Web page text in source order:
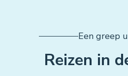
Een greep
Reizen in